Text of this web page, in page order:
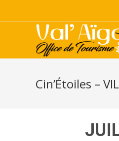
Cin’Étoiles –